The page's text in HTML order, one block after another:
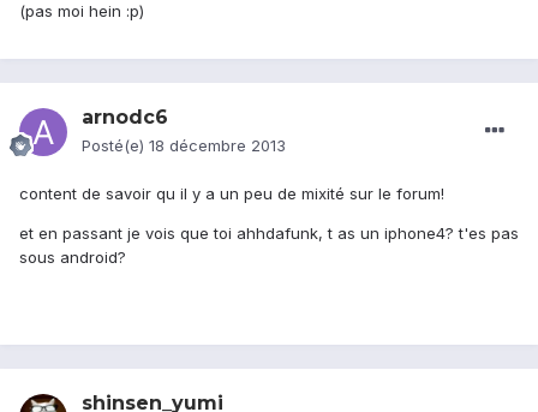
(pas moi hein :p)
arnodc6
Posté(e) 18 décembre 2013
content de savoir qu il y a un peu de mixité sur le forum!
et en passant je vois que toi ahhdafunk, t as un iphone4? t'es pas
sous android?
shinsen_yumi